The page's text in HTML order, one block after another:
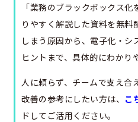
「業務のブラックボックス
りやすく解説した資料を無料
しまう原因から、電子化・シ
ヒントまで、具体的にわかり
人に頼らず、チームで支え合
改善の参考にしたい方は、 こ
ドしてご活用ください。